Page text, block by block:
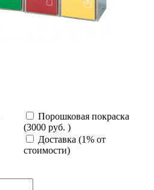
Порошковая покраска
(3000 руб. )
Доставка (1% от
стоимости)